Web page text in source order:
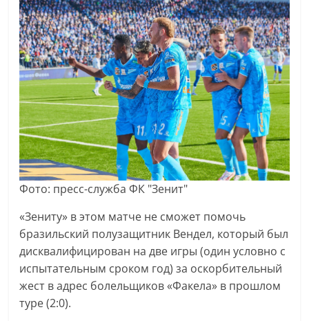
Фото: пресс-служба ФК "Зенит"
«Зениту» в этом матче не сможет помочь
бразильский полузащитник Вендел, который был
дисквалифицирован на две игры (один условно с
испытательным сроком год) за оскорбительный
жест в адрес болельщиков «Факела» в прошлом
туре (2:0).